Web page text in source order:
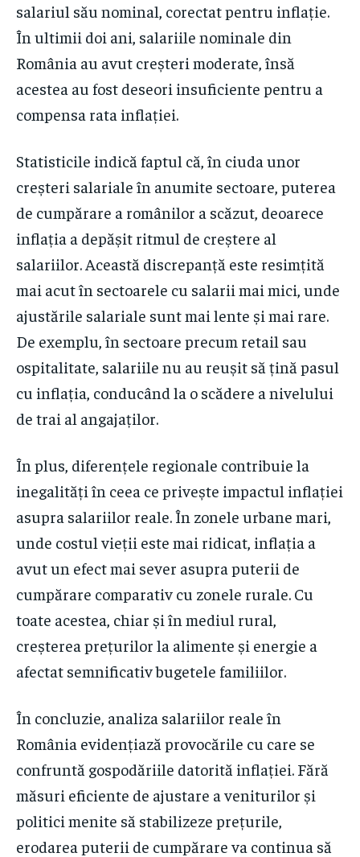
salariul său nominal, corectat pentru inflație.
În ultimii doi ani, salariile nominale din
România au avut creșteri moderate, însă
acestea au fost deseori insuficiente pentru a
compensa rata inflației.
Statisticile indică faptul că, în ciuda unor
creșteri salariale în anumite sectoare, puterea
de cumpărare a românilor a scăzut, deoarece
inflația a depășit ritmul de creștere al
salariilor. Această discrepanță este resimțită
mai acut în sectoarele cu salarii mai mici, unde
ajustările salariale sunt mai lente și mai rare.
De exemplu, în sectoare precum retail sau
ospitalitate, salariile nu au reușit să țină pasul
cu inflația, conducând la o scădere a nivelului
de trai al angajaților.
În plus, diferențele regionale contribuie la
inegalități în ceea ce privește impactul inflației
asupra salariilor reale. În zonele urbane mari,
unde costul vieții este mai ridicat, inflația a
avut un efect mai sever asupra puterii de
cumpărare comparativ cu zonele rurale. Cu
toate acestea, chiar și în mediul rural,
creșterea prețurilor la alimente și energie a
afectat semnificativ bugetele familiilor.
În concluzie, analiza salariilor reale în
România evidențiază provocările cu care se
confruntă gospodăriile datorită inflației. Fără
măsuri eficiente de ajustare a veniturilor și
politici menite să stabilizeze prețurile,
erodarea puterii de cumpărare va continua să